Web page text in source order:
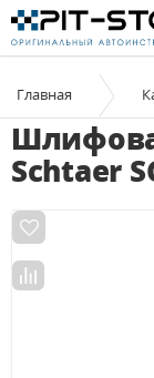
Главная
Schtaer